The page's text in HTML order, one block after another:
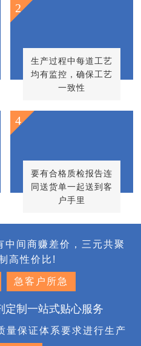
生产过程中每道工艺
均有监控，确保工艺
一致性
2
要有合格质检报告连
同送货单一起送到客
户手里
4
中间商赚差价，三元共聚
高性价比!
急客户所急
定制一站式贴心服务
量保证体系要求进行生产